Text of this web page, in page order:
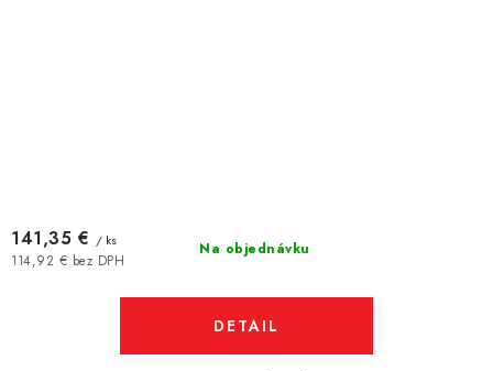
Na objednávku
114,92 € bez DPH
141,35 € / ks
DETAIL